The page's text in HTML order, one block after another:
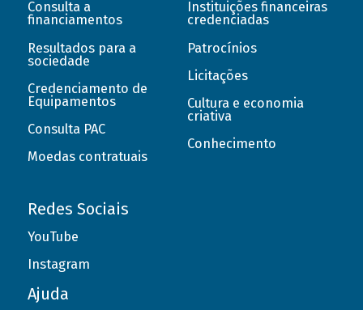
Consulta a
financiamentos
Resultados para a
sociedade
Credenciamento de
Equipamentos
Consulta PAC
Moedas contratuais
Instituições financeiras
credenciadas
Patrocínios
Licitações
Cultura e economia
criativa
Conhecimento
Redes Sociais
YouTube
Instagram
Ajuda